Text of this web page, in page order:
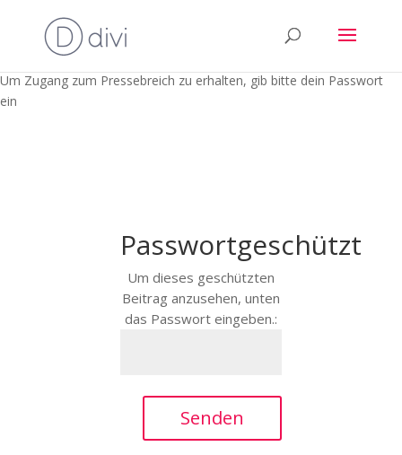
Um Zugang zum Pressebreich zu erhalten, gib bitte dein Passwort
ein
Passwortgeschützt
Um dieses geschützten
Beitrag anzusehen, unten
das Passwort eingeben.:
Senden